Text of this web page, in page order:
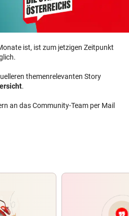
ist, ist zum jetzigen Zeitpunkt
themenrelevanten Story
.
an das Community-Team per Mail